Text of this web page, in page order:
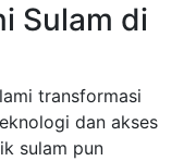
Sulam di
transformasi
dan akses
sulam pun